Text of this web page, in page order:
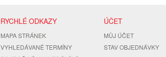
RYCHLÉ ODKAZY
MAPA STRÁNEK
VYHLEDÁVANÉ TERMÍNY
ÚČET
MŮJ ÚČET
STAV OBJEDNÁVKY